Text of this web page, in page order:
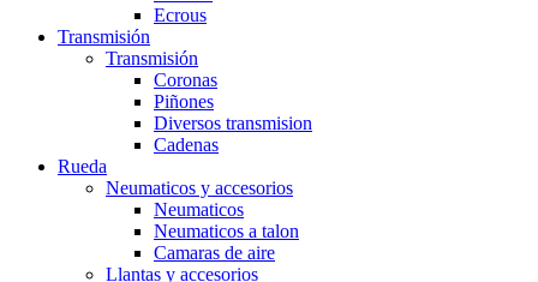
Ecrous
Transmisión
Transmisión
Coronas
Piñones
Diversos transmision
Cadenas
Rueda
Neumaticos y accesorios
Neumaticos
Neumaticos a talon
Camaras de aire
Llantas y accesorios